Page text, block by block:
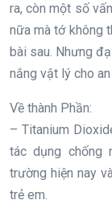
ra, còn một số
nữa mà tớ không
bài sau. Nhưng
nắng vật lý cho an
Về thành Phần:
– Titanium
tác dụng chống
trường hiện nay
trẻ em.